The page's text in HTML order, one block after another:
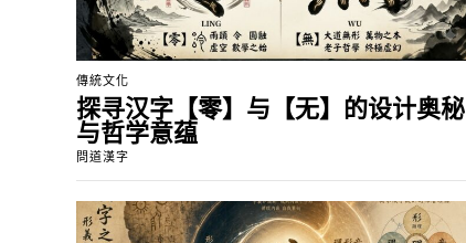
傳統文化
探寻汉字【零】与【无】的设计奥秘
与哲学意蕴
問道漢字